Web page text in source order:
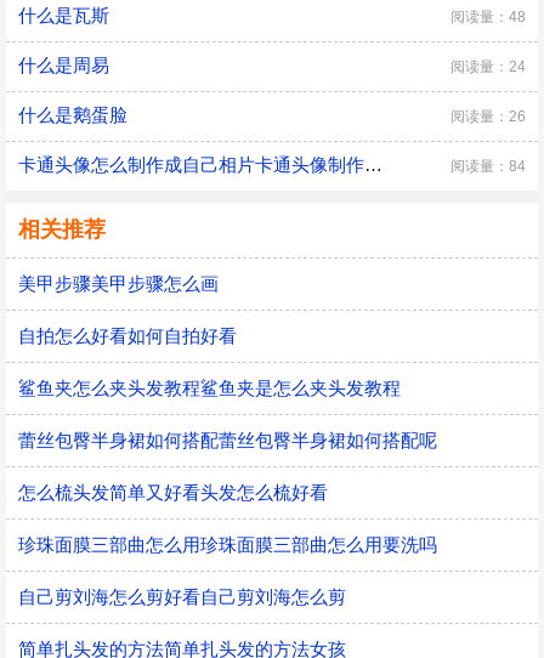
什么是瓦斯 阅读量：48
什么是周易 阅读量：24
什么是鹅蛋脸 阅读量：26
卡通头像怎么制作成自己相片卡通头像制作成自己相片 阅读量：84
相关推荐
美甲步骤美甲步骤怎么画
自拍怎么好看如何自拍好看
鲨鱼夹怎么夹头发教程鲨鱼夹是怎么夹头发教程
蕾丝包臀半身裙如何搭配蕾丝包臀半身裙如何搭配呢
怎么梳头发简单又好看头发怎么梳好看
珍珠面膜三部曲怎么用珍珠面膜三部曲怎么用要洗吗
自己剪刘海怎么剪好看自己剪刘海怎么剪
简单扎头发的方法简单扎头发的方法女孩